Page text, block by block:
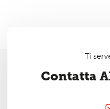
Ti
Contatta